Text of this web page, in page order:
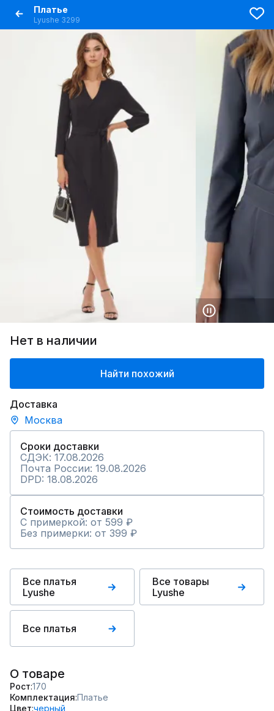
Платье
Lyushe 3299
Нет в наличии
Найти похожий
Доставка
Москва
Сроки доставки
СДЭК: 17.08.2026
Почта России: 19.08.2026
DPD: 18.08.2026
Стоимость доставки
С примеркой: от 599 ₽
Без примерки: от 399 ₽
Все платья
Lyushe
Все товары
Lyushe
Все платья
О товаре
Рост 170
Комплектация Платье
Цвет черный